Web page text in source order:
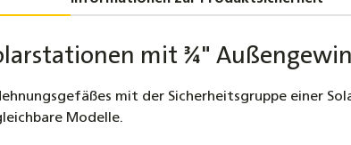
259,00
mit ¾"
mit der Sicherheitsgruppe einer
Modelle.